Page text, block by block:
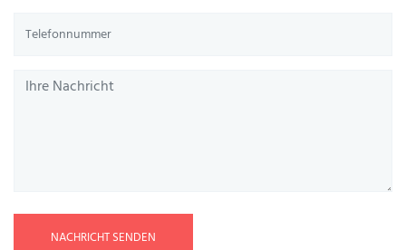
NACHRICHT SENDEN